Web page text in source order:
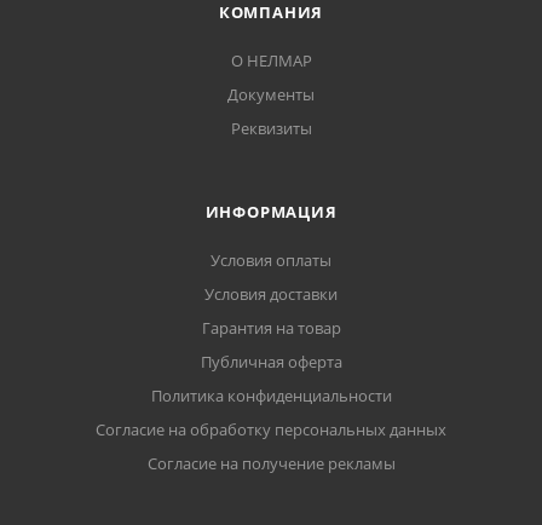
КОМПАНИЯ
О НЕЛМАР
Документы
Реквизиты
ИНФОРМАЦИЯ
Условия оплаты
Условия доставки
Гарантия на товар
Публичная оферта
Политика конфиденциальности
Согласие на обработку персональных данных
Согласие на получение рекламы